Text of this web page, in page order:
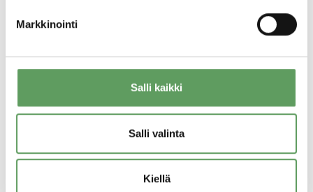
Markkinointi
Salli kaikki
Salli valinta
Kiellä
Turussa, Tampereella, Oulussa ja